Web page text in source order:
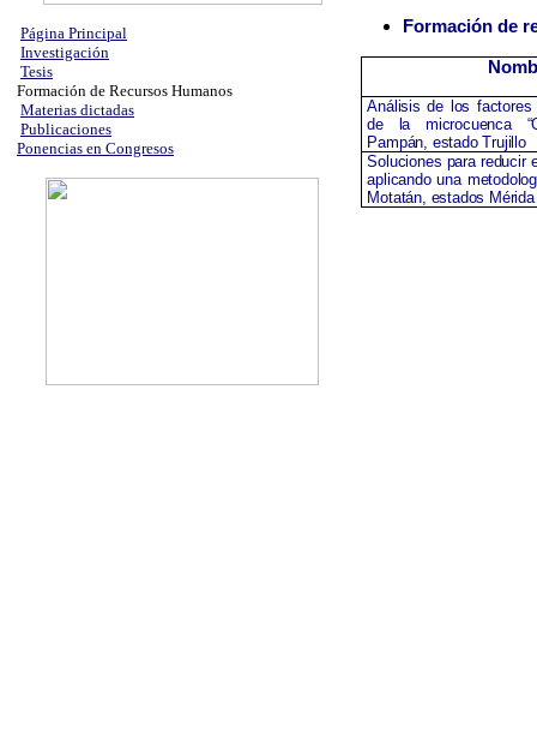
Página Principal
Investigación
Tesis
Formación de Recursos Humanos
Materias dictadas
Publicaciones
Ponencias en Congresos
Formación de
Análisis de los factores
de la microcuenca
Pampán, estado Trujillo
Soluciones para reducir
aplicando una
Motatán, estados